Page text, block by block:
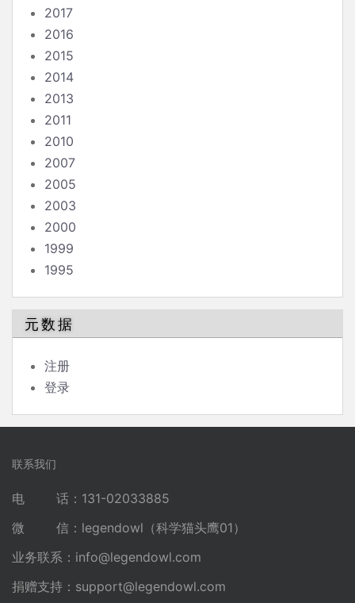
2017
2016
2015
2014
2013
2011
2010
2007
2005
2003
2000
1999
1995
元数据
注册
登录
联系我们
电 话：131-02033885
微 信：legendowl（科学猫头鹰01）
业务联系： info@legendowl.com
捐赠支持： support@legendowl.com